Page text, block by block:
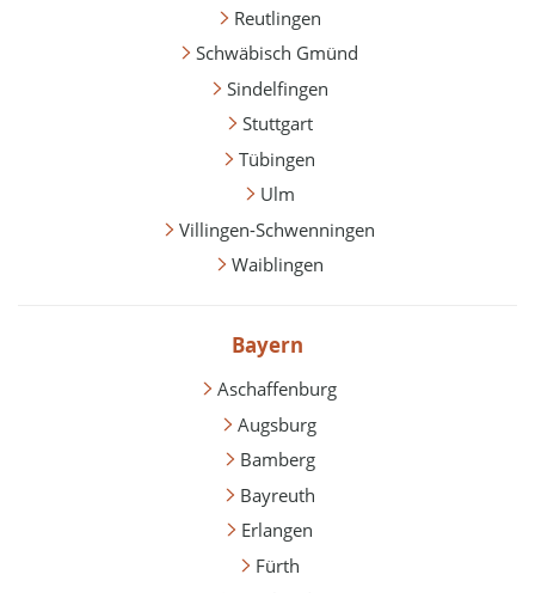
Reutlingen
Schwäbisch Gmünd
Sindelfingen
Stuttgart
Tübingen
Ulm
Villingen-Schwenningen
Waiblingen
Bayern
Aschaffenburg
Augsburg
Bamberg
Bayreuth
Erlangen
Fürth